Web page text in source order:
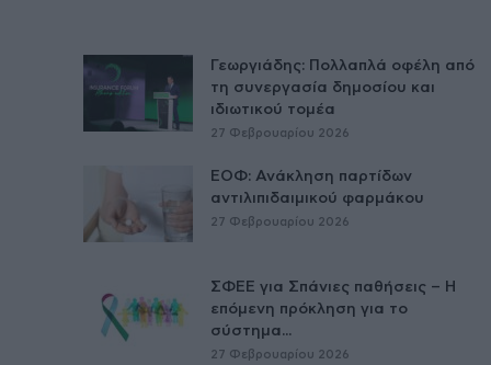
Γεωργιάδης: Πολλαπλά οφέλη από
τη συνεργασία δημοσίου και
ιδιωτικού τομέα
27 Φεβρουαρίου 2026
ΕΟΦ: Ανάκληση παρτίδων
αντιλιπιδαιμικού φαρμάκου
27 Φεβρουαρίου 2026
ΣΦΕΕ για Σπάνιες παθήσεις – Η
επόμενη πρόκληση για το
σύστημα...
27 Φεβρουαρίου 2026